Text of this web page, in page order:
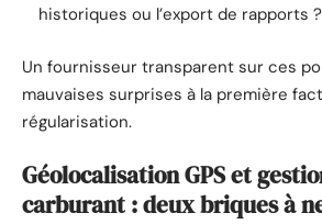
historiques ou l’export de rapports ?
Un fournisseur transparent sur ces
mauvaises surprises à la première
régularisation.
Géolocalisation GPS et
carburant : deux briques à